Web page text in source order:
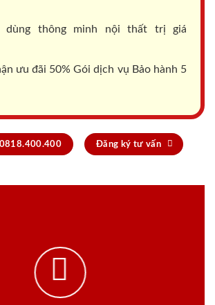
dùng thông minh nội thất trị giá
ưu đãi 50% Gói dịch vụ Bảo hành 5
0818.400.400 Đăng ký tư vấn